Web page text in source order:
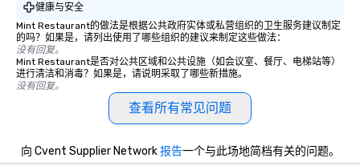
健康与安全
Mint Restaurant的做法是根据公共政府实体或私营组织的卫生服务建议制定
的吗？如果是，请列出使用了哪些组织的建议来制定这些做法：
没有回复。
Mint Restaurant是否对公共区域和公共设施（如会议室、餐厅、电梯站等）
进行清洁和消毒？如果是，请说明采取了哪些新措施。
没有回复。
查看所有常见问题
向 Cvent Supplier Network报告一个与此场地简档有关的问题。